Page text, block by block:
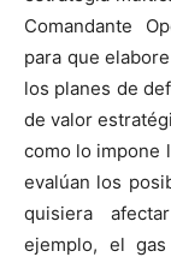
Comandante
para que
los planes de
de valor
como lo impone
evalúan los
quisiera
ejemplo, el